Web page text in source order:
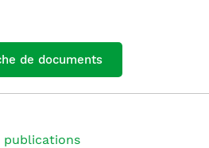
de documents
publications